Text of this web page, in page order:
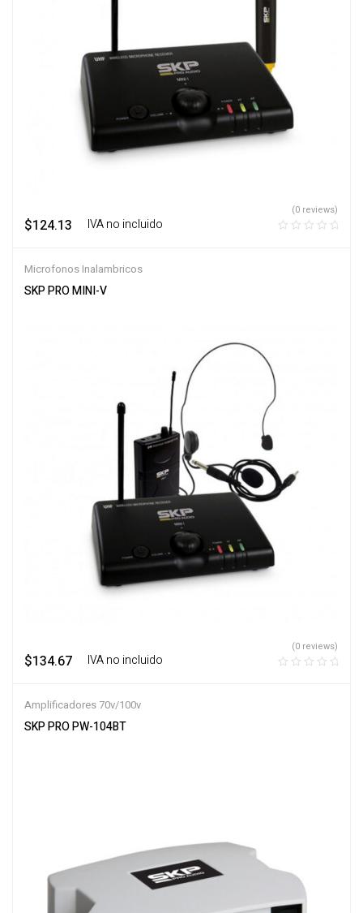
$124.13 ‎ ‎ ‎ IVA no incluido
(0 reviews)
Microfonos Inalambricos
SKP PRO MINI-V
$134.67 ‎ ‎ ‎ IVA no incluido
(0 reviews)
Amplificadores 70v/100v
SKP PRO PW-104BT